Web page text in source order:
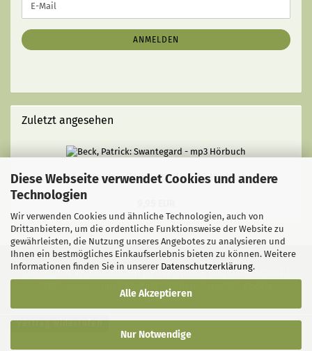
Diese Webseite verwendet Cookies und andere
Technologien
Wir verwenden Cookies und ähnliche Technologien, auch von
Drittanbietern, um die ordentliche Funktionsweise der Website zu
gewährleisten, die Nutzung unseres Angebotes zu analysieren und
Ihnen ein bestmögliches Einkaufserlebnis bieten zu können. Weitere
Informationen finden Sie in unserer Datenschutzerklärung.
Alle Akzeptieren
Nur Notwendige
ZUR
ANMELDUNG
E-
Mail
ANMELDEN
Zuletzt angesehen
Beck, Patrick: Swantegard - mp3 Hörbuch
Liefer- und Versandkosten|Privatsphäre und Datenschutz
Kontakt Widerrufsrecht
Einstellungen
Vertrag widerrufen